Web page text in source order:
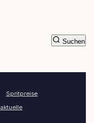
Spritpreise
aktuelle
Suchen